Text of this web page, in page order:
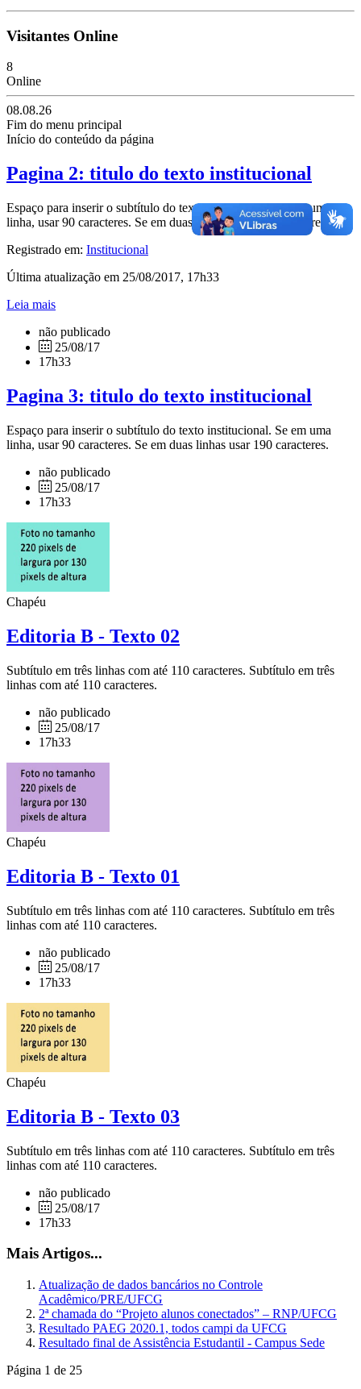
Visitantes Online
8
Online
08.08.26
Fim do menu principal
Início do conteúdo da página
Pagina 2: titulo do texto institucional
Espaço para inserir o subtítulo do texto institucional. Se em uma
linha, usar 90 caracteres. Se em duas linhas usar 190 caracteres.
Registrado em: Institucional
Última atualização em 25/08/2017, 17h33
Leia mais
não publicado
25/08/17
17h33
Pagina 3: titulo do texto institucional
Espaço para inserir o subtítulo do texto institucional. Se em uma
linha, usar 90 caracteres. Se em duas linhas usar 190 caracteres.
não publicado
25/08/17
17h33
Chapéu
Editoria B - Texto 02
Subtítulo em três linhas com até 110 caracteres. Subtítulo em três
linhas com até 110 caracteres.
não publicado
25/08/17
17h33
Chapéu
Editoria B - Texto 01
Subtítulo em três linhas com até 110 caracteres. Subtítulo em três
linhas com até 110 caracteres.
não publicado
25/08/17
17h33
Chapéu
Editoria B - Texto 03
Subtítulo em três linhas com até 110 caracteres. Subtítulo em três
linhas com até 110 caracteres.
não publicado
25/08/17
17h33
Mais Artigos...
Atualização de dados bancários no Controle
Acadêmico/PRE/UFCG
2ª chamada do “Projeto alunos conectados” – RNP/UFCG
Resultado PAEG 2020.1, todos campi da UFCG
Resultado final de Assistência Estudantil - Campus Sede
Página 1 de 25